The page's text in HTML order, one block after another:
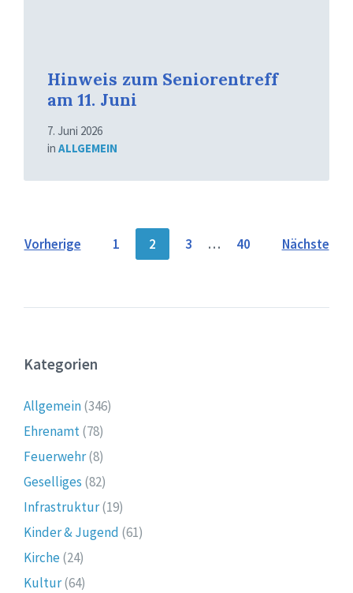
Hinweis zum Seniorentreff
am 11. Juni
7. Juni 2026
in ALLGEMEIN
Seitennummerierung
Beiträge
Vorherige 1 2 3 … 40 Nächste
Kategorien
Allgemein(346)
Ehrenamt(78)
Feuerwehr(8)
Geselliges (82)
Infrastruktur(19)
Kinder & Jugend (61)
Kirche(24)
Kultur(64)